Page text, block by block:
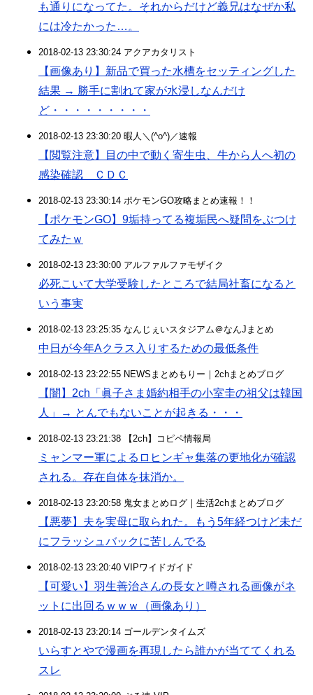
も通りになってた。それからだけど義兄はなぜか私
には冷たかった…。
2018-02-13 23:30:24 アクアカタリスト
【画像あり】新品で買った水槽をセッティングした
結果 → 勝手に割れて家が水浸しなんだけ
ど・・・・・・・・・
2018-02-13 23:30:20 暇人＼(^o^)／速報
【閲覧注意】目の中で動く寄生虫、牛から人へ初の
感染確認 ＣＤＣ
2018-02-13 23:30:14 ポケモンGO攻略まとめ速報！！
【ポケモンGO】9垢持ってる複垢民へ疑問をぶつけ
てみたｗ
2018-02-13 23:30:00 アルファルファモザイク
必死こいて大学受験したところで結局社畜になると
いう事実
2018-02-13 23:25:35 なんじぇいスタジアム＠なんJまとめ
中日が今年Aクラス入りするための最低条件
2018-02-13 23:22:55 NEWSまとめもりー｜2chまとめブログ
【闇】2ch「眞子さま婚約相手の小室圭の祖父は韓国
人」→ とんでもないことが起きる・・・
2018-02-13 23:21:38 【2ch】コピペ情報局
ミャンマー軍によるロヒンギャ集落の更地化が確認
される。存在自体を抹消か。
2018-02-13 23:20:58 鬼女まとめログ｜生活2chまとめブログ
【悪夢】夫を実母に取られた。もう5年経つけど未だ
にフラッシュバックに苦しんでる
2018-02-13 23:20:40 VIPワイドガイド
【可愛い】羽生善治さんの長女と噂される画像がネ
ットに出回るｗｗｗ（画像あり）
2018-02-13 23:20:14 ゴールデンタイムズ
いらすとやで漫画を再現したら誰かが当ててくれる
スレ